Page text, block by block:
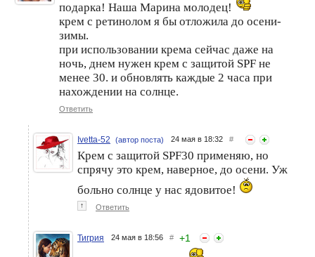
подарка! Наша Марина молодец!
крем с ретинолом я бы отложила до осени-
зимы.
при использовании крема сейчас даже на
ночь, днем нужен крем с защитой SPF не
менее 30. и обновлять каждые 2 часа при
нахождении на солнце.
Ответить
Ivetta-52 (автор поста) 24 мая в 18:32 #
Крем с защитой SPF30 применяю, но
спрячу это крем, наверное, до осени. Уж
больно солнце у нас ядовитое!
↑ Ответить
Тигрия 24 мая в 18:56 # +1